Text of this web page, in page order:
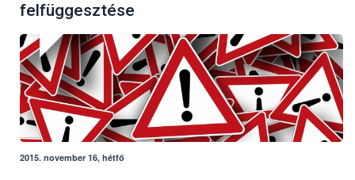
felfüggesztése
2015. november 16, hétfő